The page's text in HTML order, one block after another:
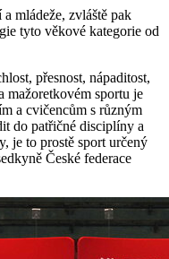
mládeže, zvláště pak
tyto věkové kategorie od
přesnost, nápaditost,
mažoretkovém sportu je
a cvičencům s různým
do patřičné disciplíny a
je to prostě sport určený
České federace